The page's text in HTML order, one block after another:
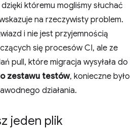
któremu mogliśmy słuchać
na rzeczywisty problem.
i nie jest przyjemnością
się procesów CI, ale ze
pull, które migracja wysyłała do
zestawu testów, konieczne było
działania.
jeden plik